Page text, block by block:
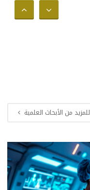
للمزيد من الأبحاث العلمية